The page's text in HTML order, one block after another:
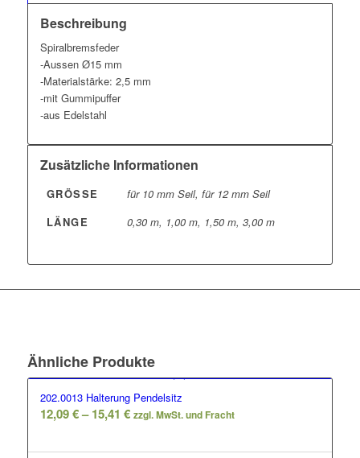
Beschreibung
Spiralbremsfeder
-Aussen Ø15 mm
-Materialstärke: 2,5 mm
-mit Gummipuffer
-aus Edelstahl
Zusätzliche Informationen
GRÖSSE
für 10 mm Seil, für 12 mm Seil
LÄNGE
0,30 m, 1,00 m, 1,50 m, 3,00 m
Ähnliche Produkte
202.0013 Halterung Pendelsitz
12,09€–15,41 €Preisspanne:
bis
zzgl. MwSt. und Fracht